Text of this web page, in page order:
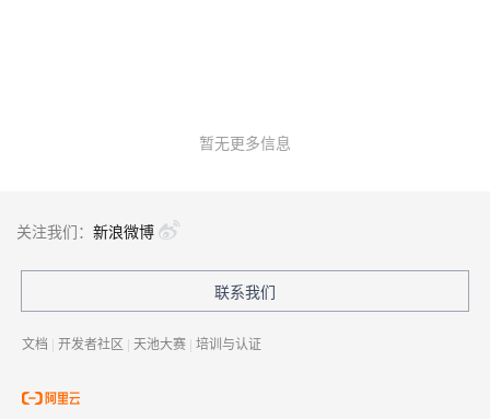
暂无更多信息
关注我们： 新浪微博
联系我们
文档 | 开发者社区 | 天池大赛 | 培训与认证